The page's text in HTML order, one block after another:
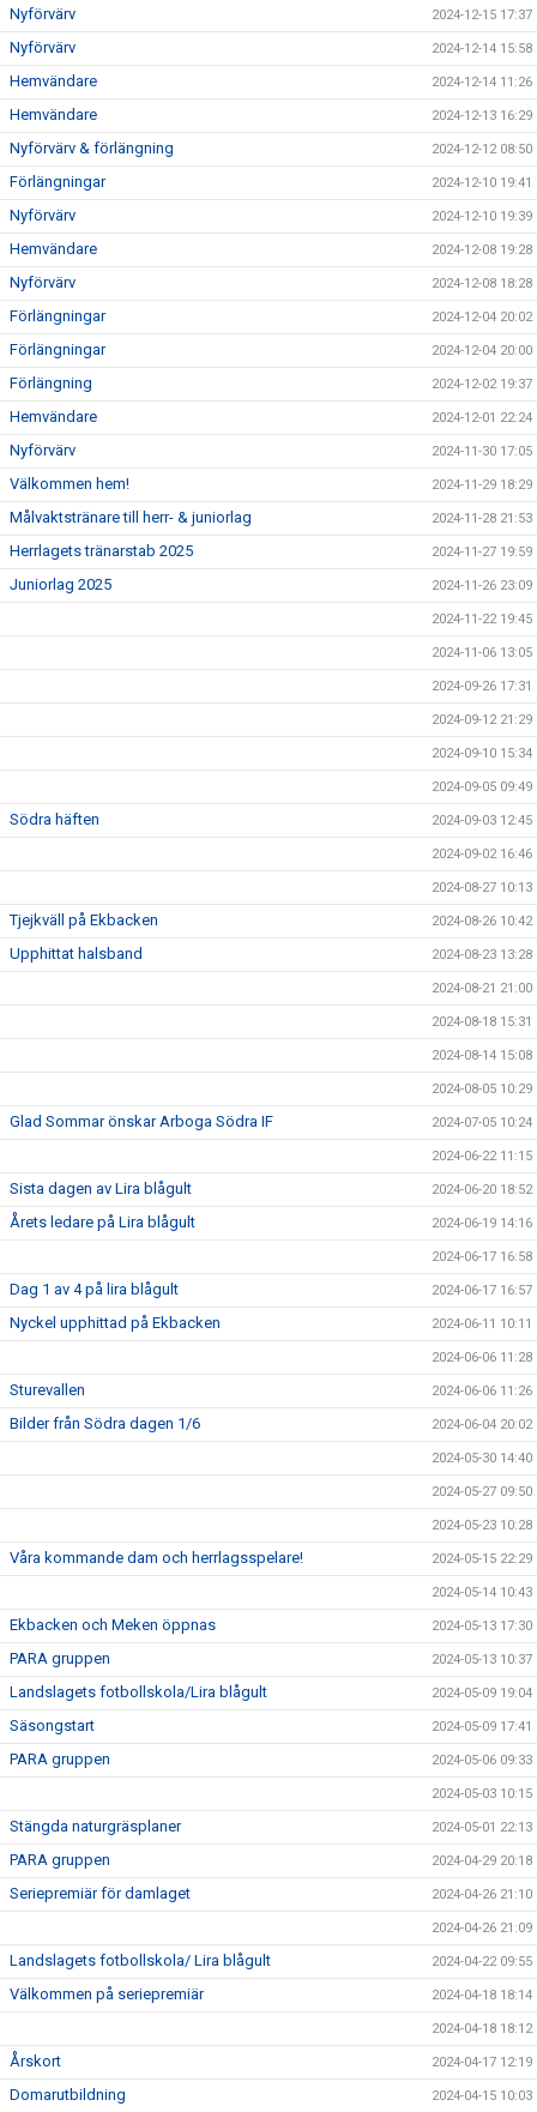
Nyförvärv 2024-12-15 17:37
Nyförvärv 2024-12-14 15:58
Hemvändare 2024-12-14 11:26
Hemvändare 2024-12-13 16:29
Nyförvärv & förlängning 2024-12-12 08:50
Förlängningar 2024-12-10 19:41
Nyförvärv 2024-12-10 19:39
Hemvändare 2024-12-08 19:28
Nyförvärv 2024-12-08 18:28
Förlängningar 2024-12-04 20:02
Förlängningar 2024-12-04 20:00
Förlängning 2024-12-02 19:37
Hemvändare 2024-12-01 22:24
Nyförvärv 2024-11-30 17:05
Välkommen hem! 2024-11-29 18:29
Målvaktstränare till herr- & juniorlag 2024-11-28 21:53
Herrlagets tränarstab 2025 2024-11-27 19:59
Juniorlag 2025 2024-11-26 23:09
2024-11-22 19:45
2024-11-06 13:05
2024-09-26 17:31
2024-09-12 21:29
2024-09-10 15:34
2024-09-05 09:49
Södra häften 2024-09-03 12:45
2024-09-02 16:46
2024-08-27 10:13
Tjejkväll på Ekbacken 2024-08-26 10:42
Upphittat halsband 2024-08-23 13:28
2024-08-21 21:00
2024-08-18 15:31
2024-08-14 15:08
2024-08-05 10:29
Glad Sommar önskar Arboga Södra IF 2024-07-05 10:24
2024-06-22 11:15
Sista dagen av Lira blågult 2024-06-20 18:52
Årets ledare på Lira blågult 2024-06-19 14:16
2024-06-17 16:58
Dag 1 av 4 på lira blågult 2024-06-17 16:57
Nyckel upphittad på Ekbacken 2024-06-11 10:11
2024-06-06 11:28
Sturevallen 2024-06-06 11:26
Bilder från Södra dagen 1/6 2024-06-04 20:02
2024-05-30 14:40
2024-05-27 09:50
2024-05-23 10:28
Våra kommande dam och herrlagsspelare! 2024-05-15 22:29
2024-05-14 10:43
Ekbacken och Meken öppnas 2024-05-13 17:30
PARA gruppen 2024-05-13 10:37
Landslagets fotbollskola/Lira blågult 2024-05-09 19:04
Säsongstart 2024-05-09 17:41
PARA gruppen 2024-05-06 09:33
2024-05-03 10:15
Stängda naturgräsplaner 2024-05-01 22:13
PARA gruppen 2024-04-29 20:18
Seriepremiär för damlaget 2024-04-26 21:10
2024-04-26 21:09
Landslagets fotbollskola/ Lira blågult 2024-04-22 09:55
Välkommen på seriepremiär 2024-04-18 18:14
2024-04-18 18:12
Årskort 2024-04-17 12:19
Domarutbildning 2024-04-15 10:03